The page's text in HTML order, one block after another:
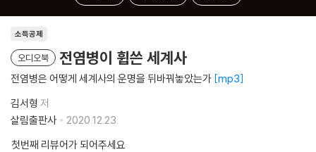
소득공제
오디오북 전염병이 휩쓴 세계사
전염병은 어떻게 세계사의 운명을 뒤바꿔놓았는가 mp3
김서형 저
살림출판사
2020.12.23.
첫번째 리뷰어가 되어주세요